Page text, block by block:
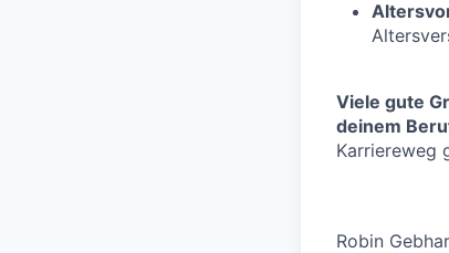
Viele gute
deinem
Karriereweg
Robin